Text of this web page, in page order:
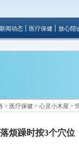
新闻动态 医疗保健 放心陪
> 医疗保健 > 心灵小木屋 >
烦躁时按3个穴位